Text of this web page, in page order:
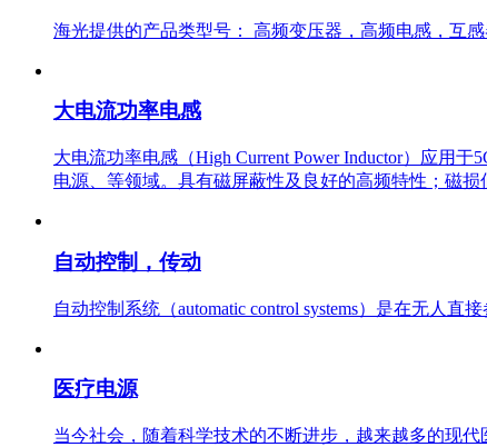
海光提供的产品类型号： 高频变压器，高频电感，互
大电流功率电感
大电流功率电感（High Current Power Inductor）应用
电源、等领域。具有磁屏蔽性及良好的高频特性；磁损
自动控制，传动
自动控制系统（automatic control systems）是在无人
医疗电源
当今社会，随着科学技术的不断进步，越来越多的现